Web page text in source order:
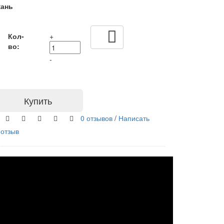
Кол-
во:
+
-
Купить
0 отзывов / Написать
отзыв